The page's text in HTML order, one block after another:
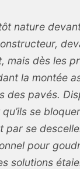
nature
mais dès les
la montée
des pavés.
se
se
pour
solutions